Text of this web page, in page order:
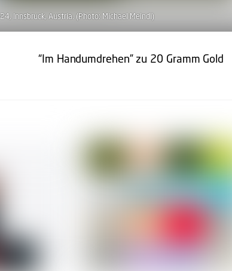
Innsbruck, Austria. (Photo: Michael Meindl)
“Im Handumdrehen” zu 20 Gramm Gold